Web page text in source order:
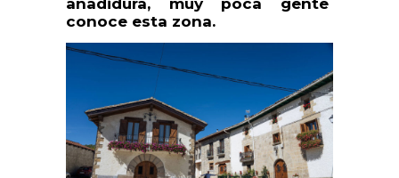
añadidura, muy poca gente
conoce esta zona.